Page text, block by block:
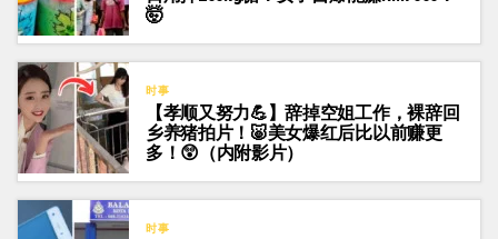
🤯
时事
【孝顺又努力💪】辞掉空姐工作，裸辞回
乡养猪拍片！🐷美女爆红后比以前赚更
多！😲（内附影片）
时事